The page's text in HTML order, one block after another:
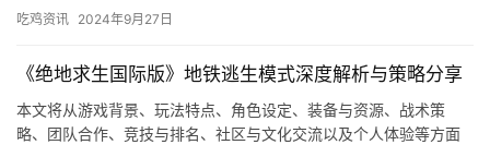
吃鸡资讯 2024年9月27日
《绝地求生国际版》地铁逃生模式深度解析与策略分享
本文将从游戏背景、玩法特点、角色设定、装备与资源、战术策
略、团队合作、竞技与排名、社区与文化交流以及个人体验等方面